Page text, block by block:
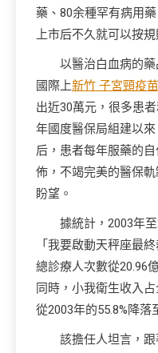
藥、80余種罕有病用
上市后不久就可以按
以醫治白血病的
國際上新竹 子宮頸疫苗
出近30萬元，很多患
年國度醫保局組建以
后，患者每年服藥的
佈，不竭完美的醫保
盼望。
據統計，2003年
「我要啟動天秤座最
總診療人次數從20.96
同時，小我衛生收入
從2003年的55.8%降落
該擔任人坦言，